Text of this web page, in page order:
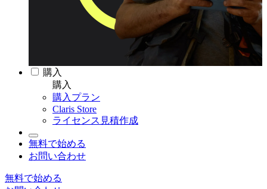
購入
購入
購入プラン
Claris Store
ライセンス見積作成
無料で始める
お問い合わせ
無料で始める